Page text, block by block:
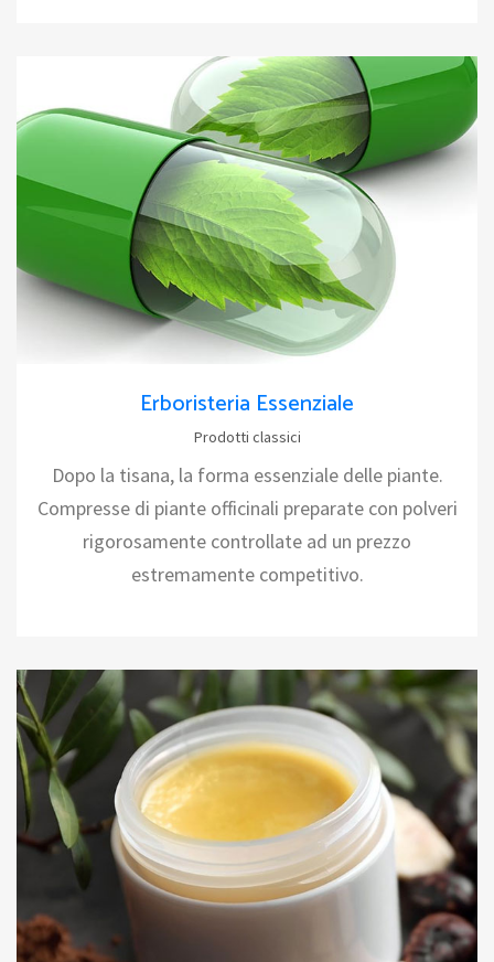
Erboristeria Essenziale
Prodotti classici
Dopo la tisana, la forma essenziale delle piante.
Compresse di piante officinali preparate con polveri
rigorosamente controllate ad un prezzo
estremamente competitivo.